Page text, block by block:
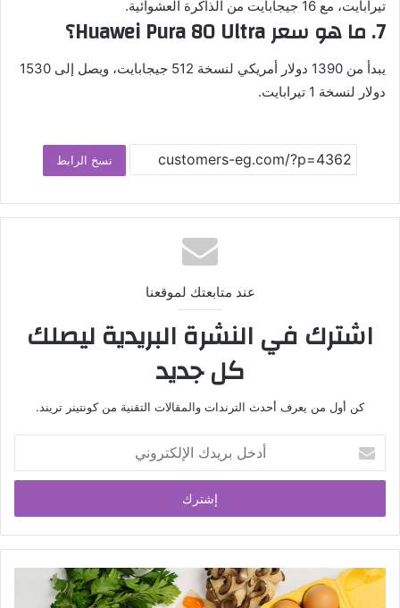
تيرابايت، مع 16 جيجابايت من الذاكرة العشوائية.
7. ما هو سعر Huawei Pura 80 Ultra؟
يبدأ من 1390 دولار أمريكي لنسخة 512 جيجابايت، ويصل إلى 1530
دولار لنسخة 1 تيرابايت.
نسخ الرابط
عند متابعتك لموقعنا
اشترك في النشرة البريدية ليصلك
كل جديد
كن أول من يعرف أحدث الترندات والمقالات التقنية من كونتينر تريند.
بريدك
الإلكتروني